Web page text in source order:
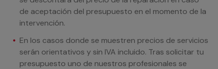
de aceptación del presupuesto en el momento de la
intervención.
En los casos donde se muestren precios de servicios
serán orientativos y sin IVA incluido. Tras solicitar tu
presupuesto uno de nuestros profesionales se